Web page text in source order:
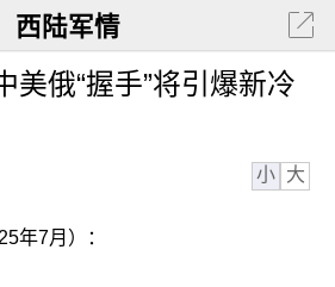
西陆军情
美俄“握手”将引爆新冷
小 大
年7月）：